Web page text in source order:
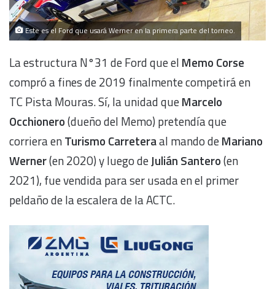
Este es el Ford que usará Werner en la primera parte del torneo.
La estructura N°31 de Ford que el Memo Corse
compró a fines de 2019 finalmente competirá en
TC Pista Mouras. Sí, la unidad queMarcelo
Occhionero(dueño del Memo) pretendía que
corriera enTurismo Carreteraal mando deMariano
Werner(en 2020) y luego deJulián Santero(en
2021), fue vendida para ser usada en el primer
peldaño de la escalera de la ACTC.